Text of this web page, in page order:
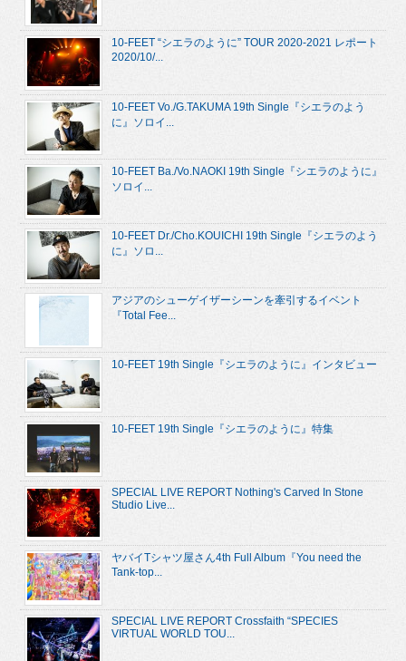
10-FEET “シエラのように” TOUR 2020-2021 レポート
2020/10/...
10-FEET Vo./G.TAKUMA 19th Single『シエラのよう
に』ソロイ...
10-FEET Ba./Vo.NAOKI 19th Single『シエラのように』
ソロイ...
10-FEET Dr./Cho.KOUICHI 19th Single『シエラのよう
に』ソロ...
アジアのシューゲイザーシーンを牽引するイベント
『Total Fee...
10-FEET 19th Single『シエラのように』インタビュー
10-FEET 19th Single『シエラのように』特集
SPECIAL LIVE REPORT Nothing's Carved In Stone
Studio Live...
ヤバイTシャツ屋さん4th Full Album『You need the
Tank-top...
SPECIAL LIVE REPORT Crossfaith “SPECIES
VIRTUAL WORLD TOU...